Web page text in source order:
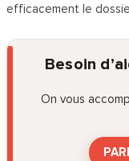
efficacement le
Besoin
On vous